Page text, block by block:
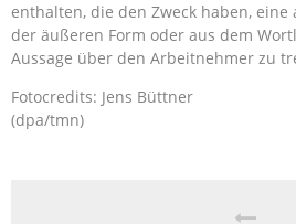
enthalten, die den Zweck haben, eine
der äußeren Form oder aus dem
Aussage über den Arbeitnehmer zu
Fotocredits: Jens Büttner
(dpa/tmn)